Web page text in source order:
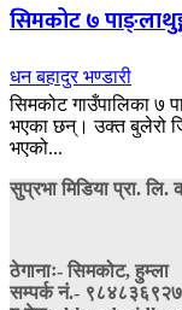
सिमकोट ७
धन बहादुर भण्डारी
सिमकोट गाउँपालिका ७
भएका छन्। उक्त बुलेरो
भएको...
सुप्रभा मिडिया प्रा. लि.
ठेगानाः- सिमकोट, हुम्ला
सम्पर्क नं‍.-